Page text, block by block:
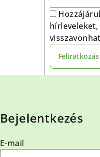
Feliratkozás
Bejelentkezés
E-mail